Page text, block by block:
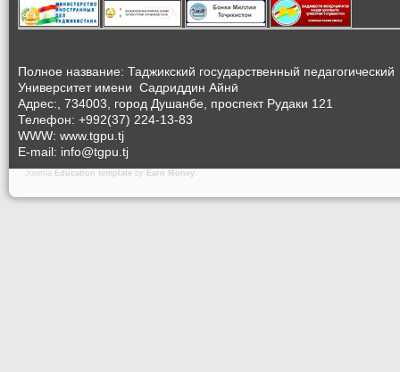
Полное название: Таджикский государственный педагогический
Университет имени Садриддин Айнӣ
Адрес:, 734003, город Душанбе, проспект Рудаки 121
Телефон: +992(37) 224-13-83
WWW: www.tgpu.tj
E-mail: info@tgpu.tj
Joomla Education template by Earn Money.